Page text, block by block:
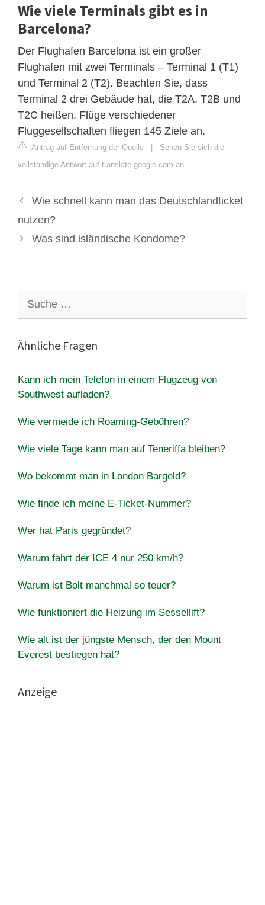
Wie viele Terminals gibt es in
Barcelona?
Der Flughafen Barcelona ist ein großer
Flughafen mit zwei Terminals – Terminal 1 (T1)
und Terminal 2 (T2). Beachten Sie, dass
Terminal 2 drei Gebäude hat, die T2A, T2B und
T2C heißen. Flüge verschiedener
Fluggesellschaften fliegen 145 Ziele an.
Antrag auf Entfernung der Quelle | Sehen Sie sich die
vollständige Antwort auf translate.google.com an
Wie schnell kann man das Deutschlandticket
nutzen?
Was sind isländische Kondome?
nach:
Ähnliche Fragen
Kann ich mein Telefon in einem Flugzeug von
Southwest aufladen?
Wie vermeide ich Roaming-Gebühren?
Wie viele Tage kann man auf Teneriffa bleiben?
Wo bekommt man in London Bargeld?
Wie finde ich meine E-Ticket-Nummer?
Wer hat Paris gegründet?
Warum fährt der ICE 4 nur 250 km/h?
Warum ist Bolt manchmal so teuer?
Wie funktioniert die Heizung im Sessellift?
Wie alt ist der jüngste Mensch, der den Mount
Everest bestiegen hat?
Anzeige